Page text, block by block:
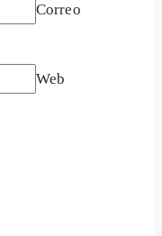
Correo
Web